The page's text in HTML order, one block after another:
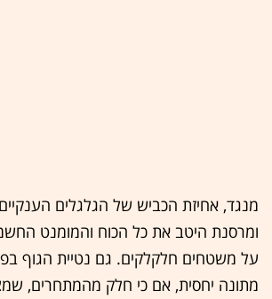
מנגד, אחיזת הכביש של הגלגלים
ומרסנת היטב את כל הכוח והמומנט
על משטחים חלקלקים. גם נטיית הגוף
מתונה יחסית, אם כי חלק מהמתחרים,